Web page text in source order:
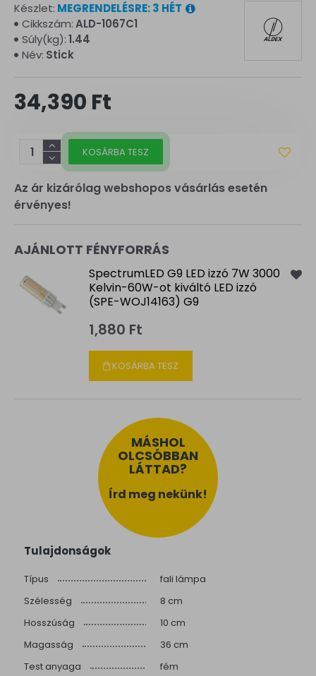
Az ár kizárólag webshopos vásárlás esetén
érvényes!
34,390 Ft
Készlet: MEGRENDELÉSRE: 3 HÉT
Cikkszám:ALD-1067C1
Súly(kg):1.44
Név: Stick
KOSÁRBA TESZ
AJÁNLOTT FÉNYFORRÁS
SpectrumLED G9 LED izzó 7W 3000
Kelvin-60W-ot kiváltó LED izzó
(SPE-WOJ14163) G9
1,880 Ft
KOSÁRBA TESZ
MÁSHOL
OLCSÓBBAN
LÁTTAD?
Írd meg nekünk!
Tulajdonságok
Típus
fali lámpa
Szélesség
8 cm
Hosszúság
10 cm
Magasság
36 cm
Test anyaga
fém